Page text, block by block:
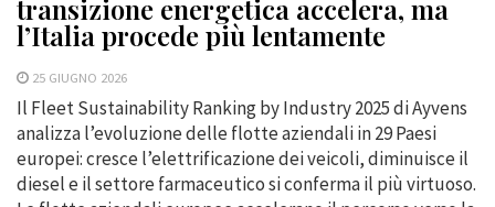
transizione energetica accelera, ma
l’Italia procede più lentamente
25 GIUGNO 2026
Il Fleet Sustainability Ranking by Industry 2025 di Ayvens
analizza l’evoluzione delle flotte aziendali in 29 Paesi
europei: cresce l’elettrificazione dei veicoli, diminuisce il
diesel e il settore farmaceutico si conferma il più virtuoso.